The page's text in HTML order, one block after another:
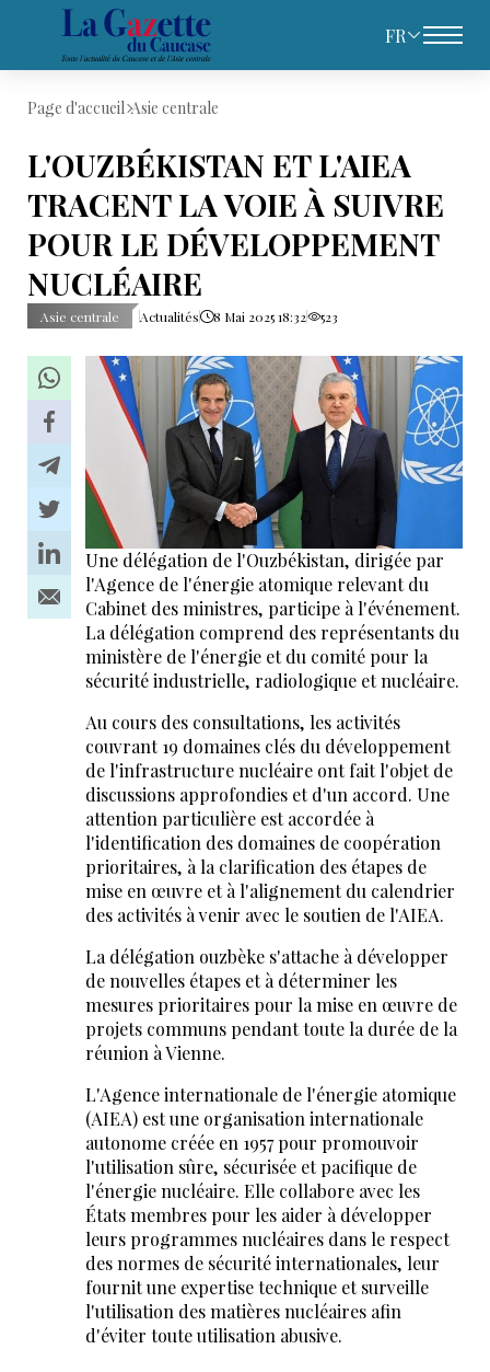
FR
Page d'accueil Asie centrale
L'OUZBÉKISTAN ET L'AIEA
TRACENT LA VOIE À SUIVRE
POUR LE DÉVELOPPEMENT
NUCLÉAIRE
Asie centrale Actualités 8 Mai 2025 18:32 523
Une délégation de l'Ouzbékistan, dirigée par
l'Agence de l'énergie atomique relevant du
Cabinet des ministres, participe à l'événement.
La délégation comprend des représentants du
ministère de l'énergie et du comité pour la
sécurité industrielle, radiologique et nucléaire.
Au cours des consultations, les activités
couvrant 19 domaines clés du développement
de l'infrastructure nucléaire ont fait l'objet de
discussions approfondies et d'un accord. Une
attention particulière est accordée à
l'identification des domaines de coopération
prioritaires, à la clarification des étapes de
mise en œuvre et à l'alignement du calendrier
des activités à venir avec le soutien de l'AIEA.
La délégation ouzbèke s'attache à développer
de nouvelles étapes et à déterminer les
mesures prioritaires pour la mise en œuvre de
projets communs pendant toute la durée de la
réunion à Vienne.
L'Agence internationale de l'énergie atomique
(AIEA) est une organisation internationale
autonome créée en 1957 pour promouvoir
l'utilisation sûre, sécurisée et pacifique de
l'énergie nucléaire. Elle collabore avec les
États membres pour les aider à développer
leurs programmes nucléaires dans le respect
des normes de sécurité internationales, leur
fournit une expertise technique et surveille
l'utilisation des matières nucléaires afin
d'éviter toute utilisation abusive.